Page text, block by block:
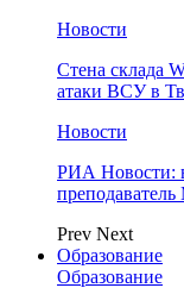
Новости
Стена склада
атаки ВСУ в
Новости
РИА Новости:
Prev Next
Образование
Образование